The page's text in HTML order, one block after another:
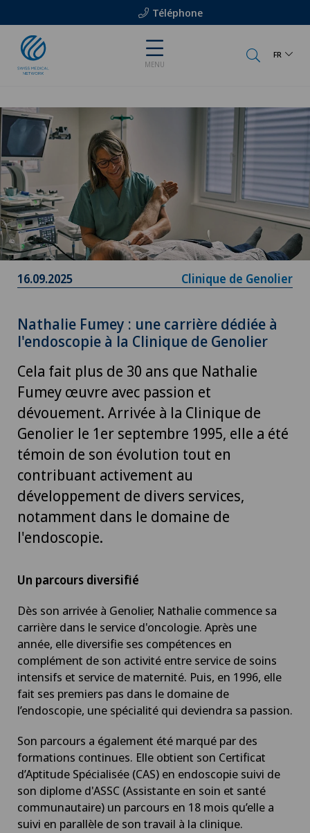
Téléphone
MENU
FR
16.09.2025 Clinique de Genolier
Nathalie Fumey : une carrière dédiée à
l'endoscopie à la Clinique de Genolier
Cela fait plus de 30 ans que Nathalie
Fumey œuvre avec passion et
dévouement. Arrivée à la Clinique de
Genolier le 1er septembre 1995, elle a été
témoin de son évolution tout en
contribuant activement au
développement de divers services,
notamment dans le domaine de
l'endoscopie.
Un parcours diversifié
Dès son arrivée à Genolier, Nathalie commence sa
carrière dans le service d'oncologie. Après une
année, elle diversifie ses compétences en
complément de son activité entre service de soins
intensifs et service de maternité. Puis, en 1996, elle
fait ses premiers pas dans le domaine de
l’endoscopie, une spécialité qui deviendra sa passion.
Son parcours a également été marqué par des
formations continues. Elle obtient son Certificat
d’Aptitude Spécialisée (CAS) en endoscopie suivi de
son diplome d'ASSC (Assistante en soin et santé
communautaire) un parcours en 18 mois qu’elle a
suivi en parallèle de son travail à la clinique.